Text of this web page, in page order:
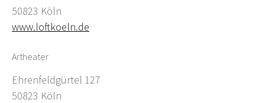
50823 Köln
www.loftkoeln.de
Artheater
Ehrenfeldgürtel 127
50823 Köln